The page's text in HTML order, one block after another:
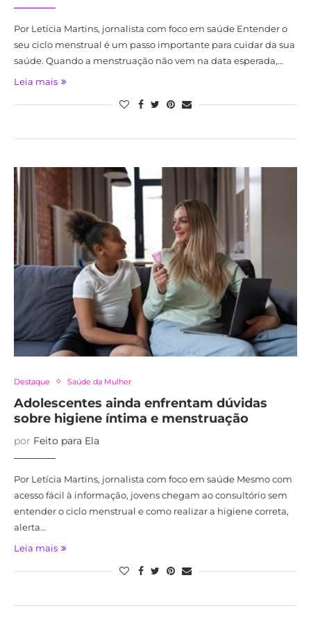
Por Letícia Martins, jornalista com foco em saúde Entender o
seu ciclo menstrual é um passo importante para cuidar da sua
saúde. Quando a menstruação não vem na data esperada,…
Leia mais
Destaque Saúde da Mulher
Adolescentes ainda enfrentam dúvidas
sobre higiene íntima e menstruação
por Feito para Ela
Por Letícia Martins, jornalista com foco em saúde Mesmo com
acesso fácil à informação, jovens chegam ao consultório sem
entender o ciclo menstrual e como realizar a higiene correta,
alerta…
Leia mais